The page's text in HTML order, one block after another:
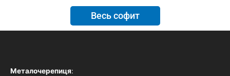
Весь софит
Металочерепиця: